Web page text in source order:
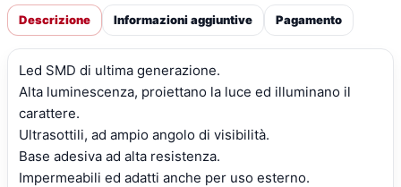
Descrizione Informazioni aggiuntive Pagamento
Led SMD di ultima generazione.
Alta luminescenza, proiettano la luce ed illuminano il
carattere.
Ultrasottili, ad ampio angolo di visibilità.
Base adesiva ad alta resistenza.
Impermeabili ed adatti anche per uso esterno.